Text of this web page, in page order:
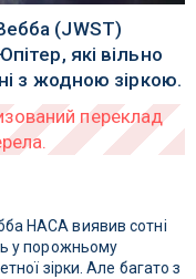
(JWST)
які вільно
з жодною зіркою.
НАСА виявив сотні
у порожньому
зірки. Але багато з